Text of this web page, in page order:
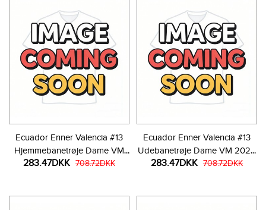
Ecuador Enner Valencia #13
Hjemmebanetrøje Dame VM
2026 Kortærmet
283.47DKK 708.72DKK
Ecuador Enner Valencia #13
Udebanetrøje Dame VM 2026
Kortærmet
283.47DKK 708.72DKK